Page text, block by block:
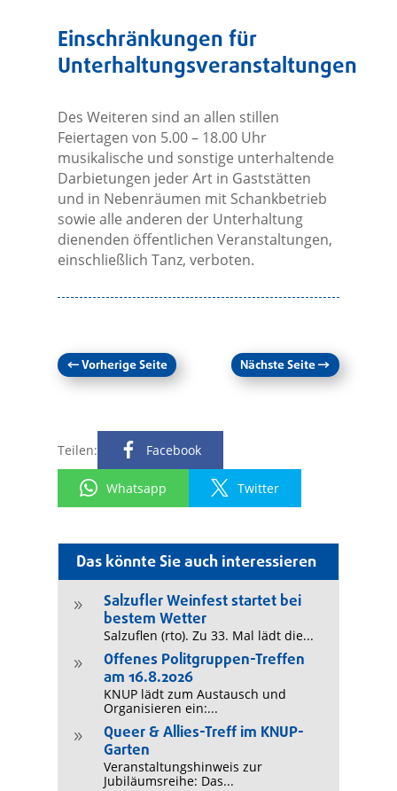
Das könnte Sie auch interessieren
9
Salzufler Weinfest startet bei
bestem Wetter
Salzuflen (rto). Zu 33. Mal lädt die...
9
Offenes Politgruppen-Treffen
am 16.8.2026
KNUP lädt zum Austausch und
Organisieren ein:...
9
Queer & Allies-Treff im KNUP-
Garten
Veranstaltungshinweis zur
Jubiläumsreihe: Das...
Einschränkungen für
Unterhaltungsveranstaltungen
Des Weiteren sind an allen stillen
Feiertagen von 5.00 – 18.00 Uhr
musikalische und sonstige unterhaltende
Darbietungen jeder Art in Gaststätten
und in Nebenräumen mit Schankbetrieb
sowie alle anderen der Unterhaltung
dienenden öffentlichen Veranstaltungen,
einschließlich Tanz, verboten.
←Vorherige Seite Nächste Seite→
Teilen: Facebook
Whatsapp Twitter